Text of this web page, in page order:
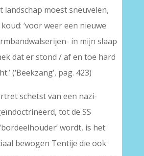
landschap moest sneuvelen,
‘voor weer een nieuwe
in mijn slaap
dat er stond / af en toe hard
(‘Beekzang’, pag. 423)
schetst van een nazi-
tot de SS
wordt, is het
bewogen Tentije die ook